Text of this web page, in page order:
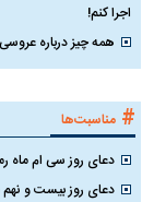
اجرا کنم!
همه چیز درباره
# مناسبت‌ها
دعای روز سی ام ماه رمضان؛ ۲۹
دعای روز بیست و نهم ماه